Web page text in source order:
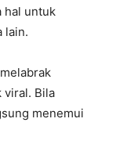
hal untuk
lain.
viral. Bila
menemui